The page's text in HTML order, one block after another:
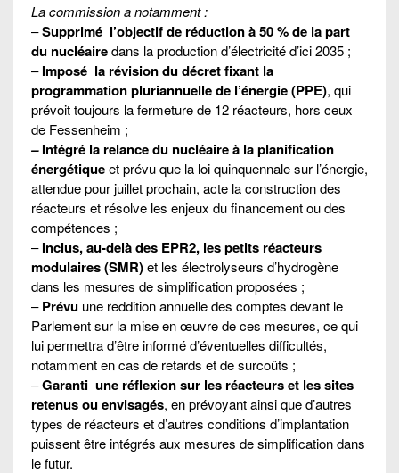
La commission a notamment :
–Supprimé l’objectif de réduction à 50 % de la part
du nucléairedans la production d’électricité d’ici 2035 ;
–Imposé la révision du décret fixant la
programmation pluriannuelle de l’énergie (PPE), qui
prévoit toujours la fermeture de 12 réacteurs, hors ceux
de Fessenheim ;
–Intégré la relance du nucléaire à la planification
énergétiqueet prévu que la loi quinquennale sur l’énergie,
attendue pour juillet prochain, acte la construction des
réacteurs et résolve les enjeux du financement ou des
compétences ;
–Inclus,au-delà des EPR2, les petits réacteurs
modulaires (SMR)et les électrolyseurs d’hydrogène
dans les mesures de simplification proposées ;
–Prévu une reddition annuelle des comptes devant le
Parlement sur la mise en œuvre de ces mesures, ce qui
lui permettra d’être informé d’éventuelles difficultés,
notamment en cas de retards et de surcoûts ;
–Garanti une réflexion sur les réacteurs et les sites
retenus ou envisagés, en prévoyant ainsi que d’autres
types de réacteurs et d’autres conditions d’implantation
puissent être intégrés aux mesures de simplification dans
le futur.